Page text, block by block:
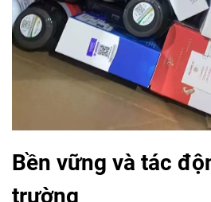
Bền vững và tác
trường